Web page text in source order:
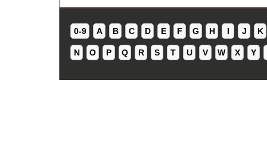
0-9 A B C D E F G H I J K
N O P Q R S T U V W X Y